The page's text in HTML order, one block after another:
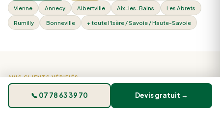
📞 07 78 63 39 70 Devis gratuit →
Vienne Annecy Albertville Aix-les-Bains Les Abrets
Rumilly Bonneville + toute l'Isère / Savoie / Haute-Savoie
AVIS CLIENTS VÉRIFIÉS
Ce que disent nos 270 clients